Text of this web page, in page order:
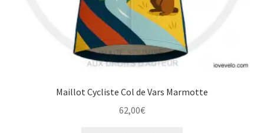
produit
Maillot Cycliste Col de Vars Marmotte
62,00€